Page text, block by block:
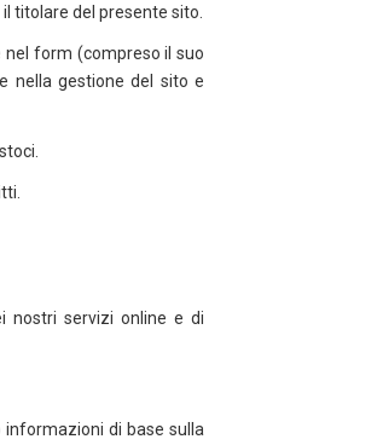
titolare del presente sito.
nel form (compreso il suo
nella gestione del sito e
nostri servizi online e di
informazioni di base sulla